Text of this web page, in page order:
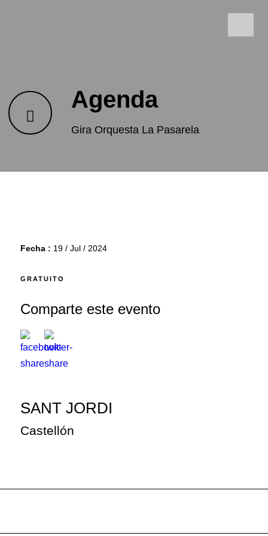
Agenda
Gira Orquesta La Pasarela
Fecha : 19 / Jul / 2024
GRATUITO
Comparte este evento
SANT JORDI
Castellón